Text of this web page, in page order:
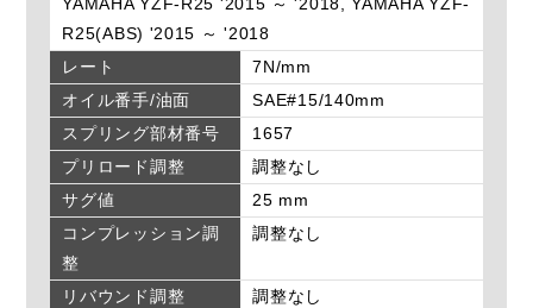
R25(ABS) '2015 ～ '2018
レート
7N/mm
オイル番手/油面
SAE#15/140mm
スプリング部材番号
1657
プリロード調整
調整なし
サグ値
25 mm
コンプレッション調
整
調整なし
リバウンド調整
調整なし